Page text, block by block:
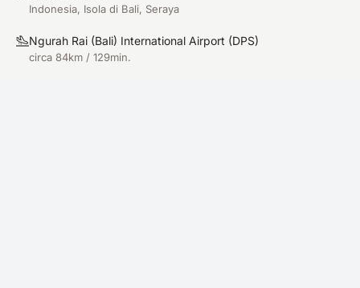
Indonesia, Isola di Bali, Seraya
Ngurah Rai (Bali) International Airport (DPS)
circa 84km / 129min.